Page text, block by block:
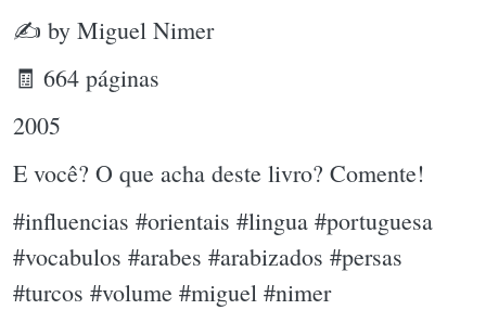
✍ by Miguel Nimer
🧾 664 páginas
2005
E você? O que acha deste livro? Comente!
#influencias #orientais #lingua #portuguesa
#vocabulos #arabes #arabizados #persas
#turcos #volume #miguel #nimer